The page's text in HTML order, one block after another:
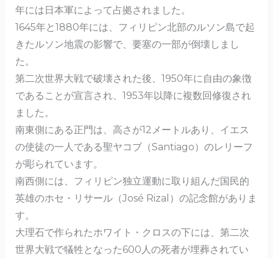
年には日本軍によって占拠されました。
1645年と1880年には、フィリピン北部のルソン島で起
きたルソン地震の影響で、要塞の一部が倒壊しまし
た。
第二次世界大戦で破壊された後、1950年に自由の象徴
であることが宣言され、1953年以降に複数回修復され
ました。
南東側にある正門は、高さが12メートルあり、イエス
の使徒の一人である聖ヤコブ（Santiago）のレリーフ
が彫られています。
南西側には、フィリピン独立運動に取り組んだ国民的
英雄のホセ・リサール（José Rizal）の記念館がありま
す。
大理石で作られたホワイト・クロスの下には、第二次
世界大戦で犠牲となった600人の死者が埋葬されてい